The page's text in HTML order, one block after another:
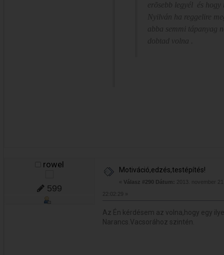
erõsebb legyél és
Nyilván ha reggelire
abba semmi tápanyag
dobtad volna .
rowel
599
Motiváció,edzés,testépítés!
« Válasz #290 Dátum:
2013. november
22:02:29 »
Az Én kérdésem az volna,hogy egy
Narancs.Vacsorához szintén.